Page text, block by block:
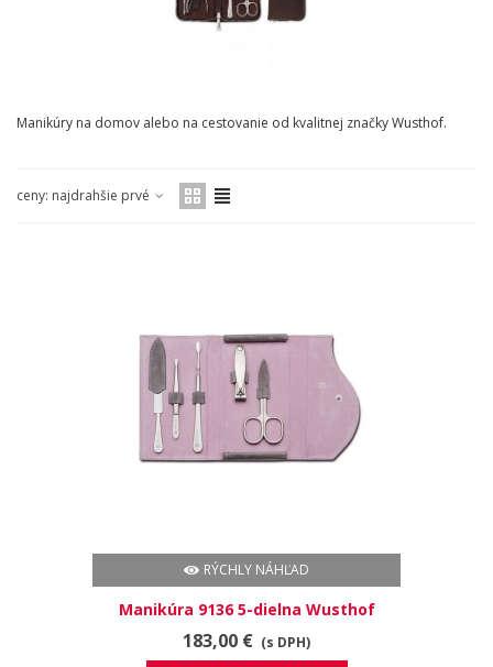
Manikúry na domov alebo na cestovanie od kvalitnej značky Wusthof.
ceny: najdrahšie prvé
RÝCHLY NÁHĽAD
Manikúra 9136 5-dielna Wusthof
183,00 € (s DPH)